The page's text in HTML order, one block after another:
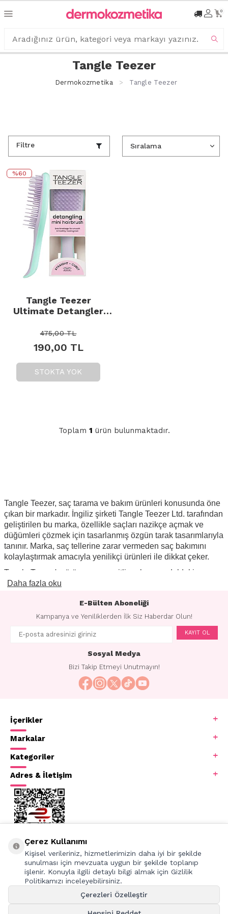
0
Tangle Teezer
Dermokozmetika Tangle Teezer
Filtre
%60
Tangle Teezer
Ultimate Detangler
- Saç Fırçası
475,00TL
190,00 TL
STOKTA YOK
Toplam 1 ürün bulunmaktadır.
Tangle Teezer, saç tarama ve bakım ürünleri konusunda öne
çıkan bir markadır. İngiliz şirketi Tangle Teezer Ltd. tarafından
geliştirilen bu marka, özellikle saçları nazikçe açmak ve
düğümleri çözmek için tasarlanmış özgün tarak tasarımlarıyla
tanınır. Marka, saç tellerine zarar vermeden saç bakımını
kolaylaştırmak amacıyla yenilikçi ürünleri ile dikkat çeker.
Tangle Teezer'ın ürün gamı, çeşitli renk ve modeldeki
tarakları içerir. Markanın en bilinen ürünlerinden biri,
Tangle Teezer'dır. Bu tasarım, saçları kolayca tarayarak
düğümleri çözmeye ve saçın kopmasını önlemeye odaklanır.
Ayrıca, markanın farklı koleksiyonları, ıslak saçlar için özel
olarak tasarlanmış tarama tarakları ve farklı saç tiplerine
Tangle Teezer, kullanıcı dostu ve etkili tasarımlarıyla saç
tarama, düğümleri çözme ve statik elektriği azaltma
edilmektedir.
Daha fazla oku
E-Bülten Aboneliği
Kampanya ve Yeniliklerden İlk Siz Haberdar Olun!
KAYIT OL
Sosyal Medya
Bizi Takip Etmeyi Unutmayın!
İçerikler
Markalar
Kategoriler
Adres & İletişim
Çerez Kullanımı
Kişisel verileriniz, hizmetlerimizin daha iyi bir şekilde
sunulması için mevzuata uygun bir şekilde toplanıp
işlenir. Konuyla ilgili detaylı bilgi almak için Gizlilik
Politikamızı inceleyebilirsiniz.
Çerezleri Özelleştir